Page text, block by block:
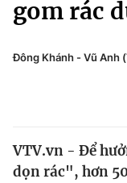
Chính trị
Xã hội
Y tế
Thể thao
Văn hóa -
Giáo dục
gom rác
Đông Khánh - Vũ Anh
VTV.vn - Để
dọn rác", hơn